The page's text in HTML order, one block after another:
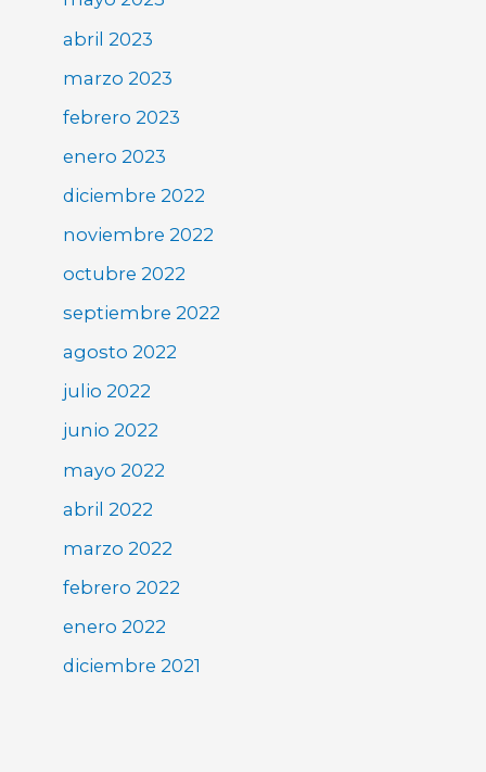
abril 2023
marzo 2023
febrero 2023
enero 2023
diciembre 2022
noviembre 2022
octubre 2022
septiembre 2022
agosto 2022
julio 2022
junio 2022
mayo 2022
abril 2022
marzo 2022
febrero 2022
enero 2022
diciembre 2021